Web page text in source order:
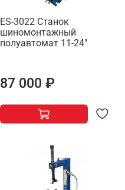
ES-3022 Станок
шиномонтажный
полуавтомат 11-24"
87 000 ₽